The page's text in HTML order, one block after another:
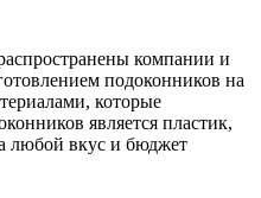
компании и
подоконников на
которые
является пластик,
любой вкус и бюджет